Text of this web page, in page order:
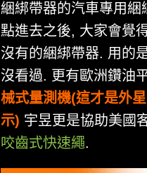
綑綁帶器的汽車專用
點進去之後, 大家會覺
沒有的綑綁帶器. 用的
沒看過. 更有歐洲鑽油
械式量測機(這才是外
示) 宇昱更是協助美國
咬齒式快速繩.